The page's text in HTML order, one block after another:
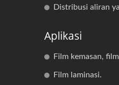
Distribusi aliran
Aplikasi
Film kemasan,
Film laminasi.